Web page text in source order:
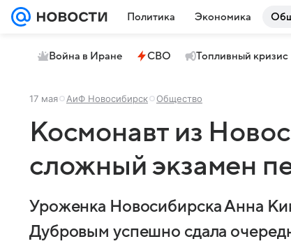
Политика Экономика
Война в Иране СВО Топливный кризис
17 мая АиФ Новосибирск Общество
Космонавт из
сложный экзамен
Уроженка Новосибирска Анна
Дубровым успешно сдала